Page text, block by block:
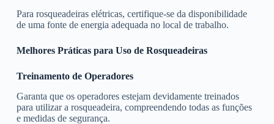
Para rosqueadeiras elétricas, certifique-se da disponibilidade
de uma fonte de energia adequada no local de trabalho.
Melhores Práticas para Uso de Rosqueadeiras
Treinamento de Operadores
Garanta que os operadores estejam devidamente treinados
para utilizar a rosqueadeira, compreendendo todas as funções
e medidas de segurança.